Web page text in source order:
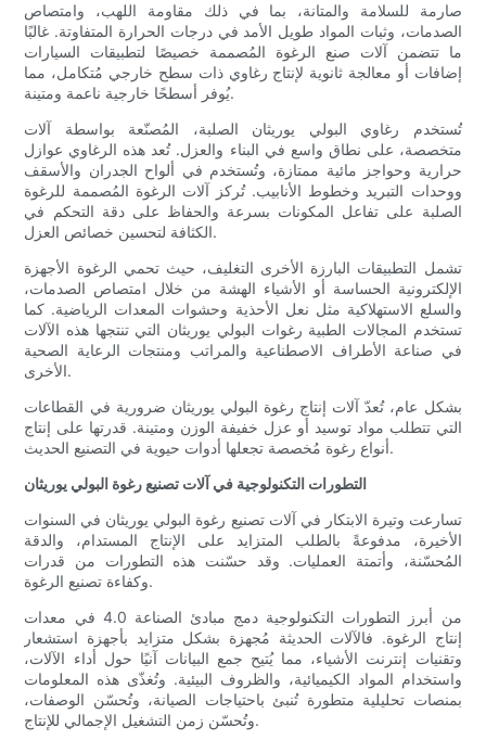
صارمة للسلامة والمتانة، بما في ذلك مقاومة اللهب، وامتصاص
الصدمات، وثبات المواد طويل الأمد في درجات الحرارة المتفاوتة. غالبًا
ما تتضمن آلات صنع الرغوة المُصممة خصيصًا لتطبيقات السيارات
إضافات أو معالجة ثانوية لإنتاج رغاوي ذات سطح خارجي مُتكامل، مما
يُوفر أسطحًا خارجية ناعمة ومتينة.
تُستخدم رغاوي البولي يوريثان الصلبة، المُصنّعة بواسطة آلات
متخصصة، على نطاق واسع في البناء والعزل. تُعد هذه الرغاوي عوازل
حرارية وحواجز مائية ممتازة، وتُستخدم في ألواح الجدران والأسقف
ووحدات التبريد وخطوط الأنابيب. تُركز آلات الرغوة المُصممة للرغوة
الصلبة على تفاعل المكونات بسرعة والحفاظ على دقة التحكم في
الكثافة لتحسين خصائص العزل.
تشمل التطبيقات البارزة الأخرى التغليف، حيث تحمي الرغوة الأجهزة
الإلكترونية الحساسة أو الأشياء الهشة من خلال امتصاص الصدمات،
والسلع الاستهلاكية مثل نعل الأحذية وحشوات المعدات الرياضية. كما
تستخدم المجالات الطبية رغوات البولي يوريثان التي تنتجها هذه الآلات
في صناعة الأطراف الاصطناعية والمراتب ومنتجات الرعاية الصحية
الأخرى.
بشكل عام، تُعدّ آلات إنتاج رغوة البولي يوريثان ضرورية في القطاعات
التي تتطلب مواد توسيد أو عزل خفيفة الوزن ومتينة. قدرتها على إنتاج
أنواع رغوة مُخصصة تجعلها أدوات حيوية في التصنيع الحديث.
التطورات التكنولوجية في آلات تصنيع رغوة البولي يوريثان
تسارعت وتيرة الابتكار في آلات تصنيع رغوة البولي يوريثان في السنوات
الأخيرة، مدفوعةً بالطلب المتزايد على الإنتاج المستدام، والدقة
المُحسّنة، وأتمتة العمليات. وقد حسّنت هذه التطورات من قدرات
وكفاءة تصنيع الرغوة.
من أبرز التطورات التكنولوجية دمج مبادئ الصناعة 4.0 في معدات
إنتاج الرغوة. فالآلات الحديثة مُجهزة بشكل متزايد بأجهزة استشعار
وتقنيات إنترنت الأشياء، مما يُتيح جمع البيانات آنيًا حول أداء الآلات،
واستخدام المواد الكيميائية، والظروف البيئية. وتُغذّى هذه المعلومات
بمنصات تحليلية متطورة تُنبئ باحتياجات الصيانة، وتُحسّن الوصفات،
وتُحسّن زمن التشغيل الإجمالي للإنتاج.